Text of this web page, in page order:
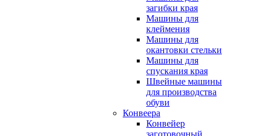
загибки края
Машины для
клеймения
Машины для
окантовки стельки
Машины для
спускания края
Швейные машины
для производства
обуви
Конвеера
Конвейер
заготовочный